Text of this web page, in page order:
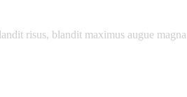
risus, blandit maximus augue magna